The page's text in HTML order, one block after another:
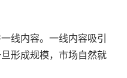
线内容。一线内容吸引
形成规模，市场自然就